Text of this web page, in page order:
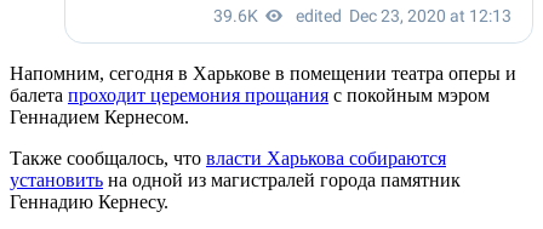
Напомним, сегодня в Харькове в помещении театра оперы и
балета проходит церемония прощания с покойным мэром
Геннадием Кернесом.
Также сообщалось, что власти Харькова собираются
установить на одной из магистралей города памятник
Геннадию Кернесу.